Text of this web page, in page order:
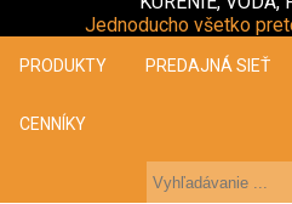
Jednoducho všetko
PRODUKTY PREDAJNÁ SIEŤ
CENNÍKY